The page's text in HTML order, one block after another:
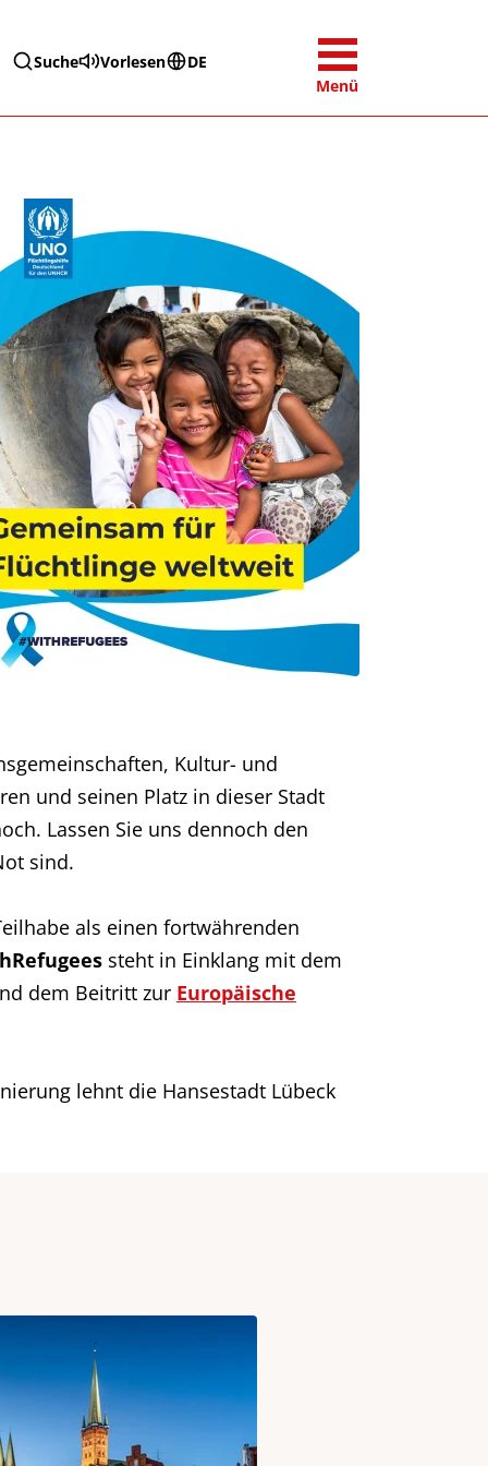
Suche Vorlesen
DE
Menü
Kultur- und
und seinen Platz in dieser Stadt
Lassen Sie uns dennoch den
sind.
als einen fortwährenden
steht in Einklang mit dem
dem Beitritt zur Europäische
lehnt die Hansestadt Lübeck